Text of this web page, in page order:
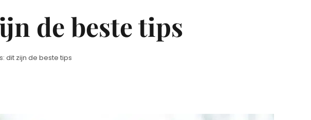
de beste tips
dit zijn de beste tips